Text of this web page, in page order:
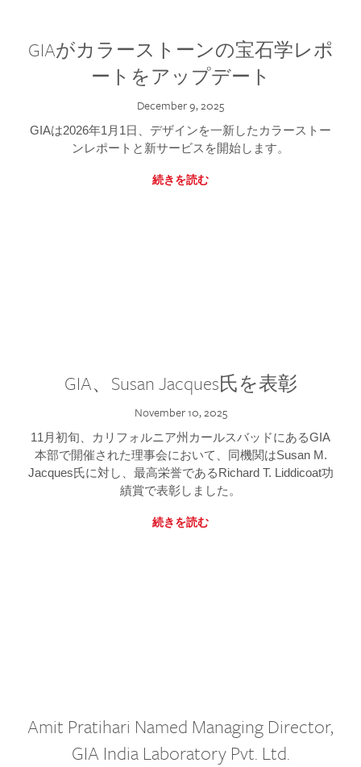
GIAがカラーストーンの宝石学レポ
ートをアップデート
December 9, 2025
GIAは2026年1月1日、デザインを一新したカラーストー
ンレポートと新サービスを開始します。
続きを読む
GIA、Susan Jacques氏を表彰
November 10, 2025
11月初旬、カリフォルニア州カールスバッドにあるGIA
本部で開催された理事会において、同機関はSusan M.
Jacques氏に対し、最高栄誉であるRichard T. Liddicoat功
績賞で表彰しました。
続きを読む
Amit Pratihari Named Managing Director,
GIA India Laboratory Pvt. Ltd.